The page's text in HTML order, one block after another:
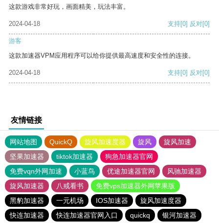
这款游戏非常好玩，画面精美，玩法丰富。
2024-04-18 支持[0] 反对[0]
游客
这款加速器VPM应用程序可以给你提供最高速度和安全性的连接。
2024-04-18 支持[0] 反对[0]
友情链接
网站地图 QuickQ 旋风加速度器 旋风
旋风加速
坚果加速器
tiktok加速器
狗急加速器官网
免费vqn外网加速
小蓝鸟 优途加速器官网
风驰加速器
旋风加速器
八戒看书
免费vps加速器外网苹果版
黑豹加速器
一元机场 IOS加速器
旋风加速度器
快连加速器
快连加速器官网入口 quickq 银河加速器